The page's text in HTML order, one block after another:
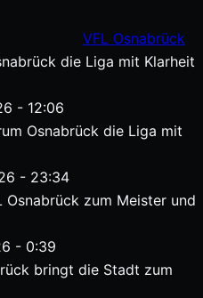
VFL Osnabrück
die Liga mit Klarheit
- 12:06
Osnabrück die Liga mit
- 23:34
zum Meister und
- 0:39
bringt die Stadt zum